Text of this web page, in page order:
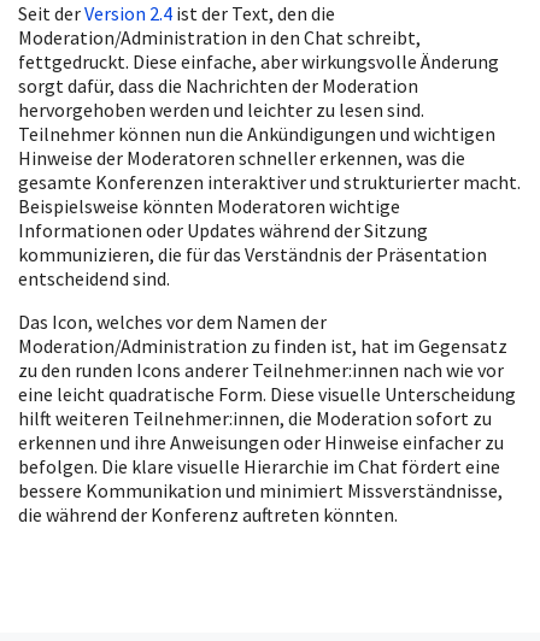
Seit derVersion 2.4 ist der Text, den die
Moderation/Administration in den Chat schreibt,
fettgedruckt. Diese einfache, aber wirkungsvolle Änderung
sorgt dafür, dass die Nachrichten der Moderation
hervorgehoben werden und leichter zu lesen sind.
Teilnehmer können nun die Ankündigungen und wichtigen
Hinweise der Moderatoren schneller erkennen, was die
gesamte Konferenzen interaktiver und strukturierter macht.
Beispielsweise könnten Moderatoren wichtige
Informationen oder Updates während der Sitzung
kommunizieren, die für das Verständnis der Präsentation
entscheidend sind.
Das Icon, welches vor dem Namen der
Moderation/Administration zu finden ist, hat im Gegensatz
zu den runden Icons anderer Teilnehmer:innen nach wie vor
eine leicht quadratische Form. Diese visuelle Unterscheidung
hilft weiteren Teilnehmer:innen, die Moderation sofort zu
erkennen und ihre Anweisungen oder Hinweise einfacher zu
befolgen. Die klare visuelle Hierarchie im Chat fördert eine
bessere Kommunikation und minimiert Missverständnisse,
die während der Konferenz auftreten könnten.